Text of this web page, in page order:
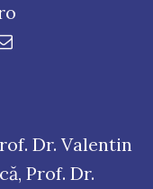
Dr. Valentin
Prof. Dr.